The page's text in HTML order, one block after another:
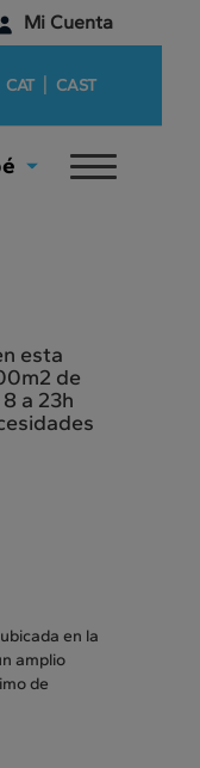
Mi Cuenta
CAT | CAST
Toggle
esta
de
a 23h
en la
amplio
de